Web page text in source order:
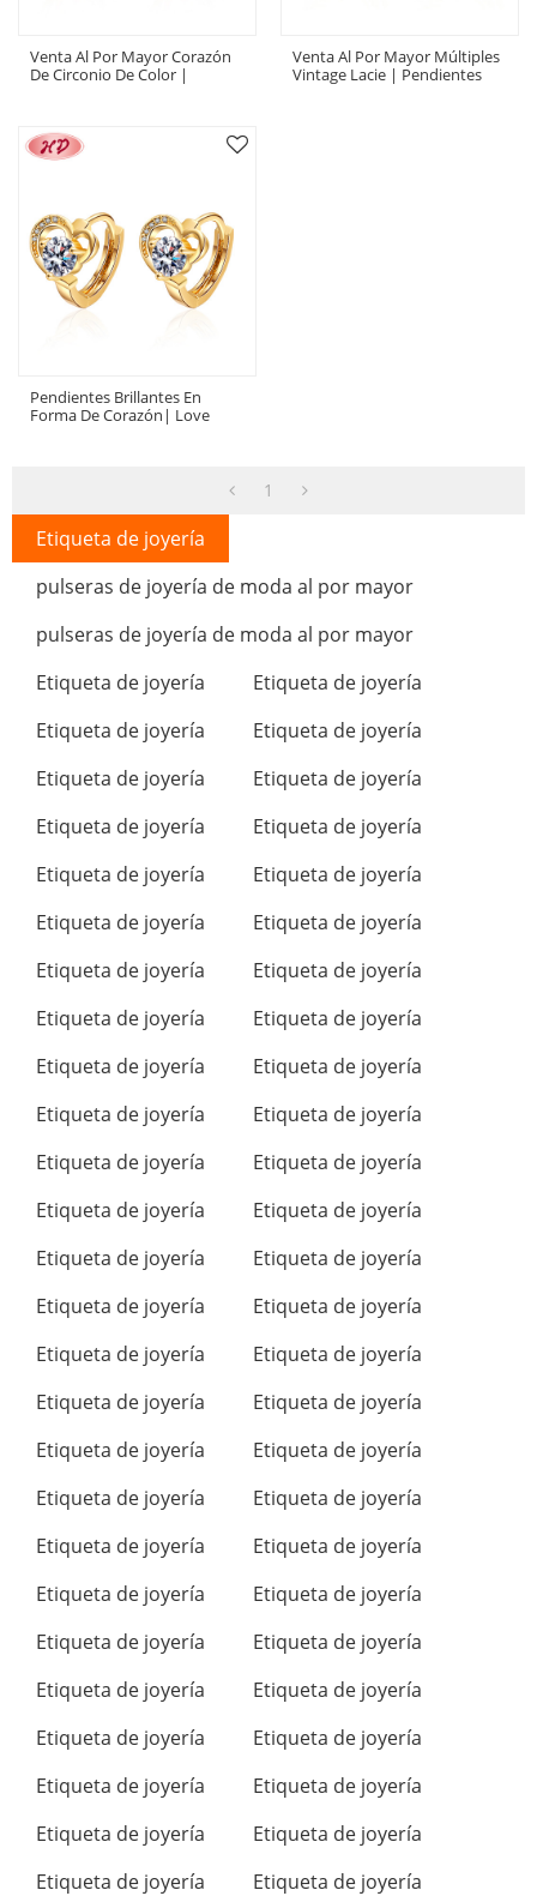
Venta Al Por Mayor Corazón
De Circonio De Color |
Pendientes Huggies Para
Chica
Venta Al Por Mayor Múltiples
Vintage Lacie | Pendientes
Pendientes Brillantes En
Forma De Corazón| Love
1
Etiqueta de joyería
pulseras de joyería de moda al por mayor
pulseras de joyería de moda al por mayor
Etiqueta de joyería
Etiqueta de joyería
Etiqueta de joyería
Etiqueta de joyería
Etiqueta de joyería
Etiqueta de joyería
Etiqueta de joyería
Etiqueta de joyería
Etiqueta de joyería
Etiqueta de joyería
Etiqueta de joyería
Etiqueta de joyería
Etiqueta de joyería
Etiqueta de joyería
Etiqueta de joyería
Etiqueta de joyería
Etiqueta de joyería
Etiqueta de joyería
Etiqueta de joyería
Etiqueta de joyería
Etiqueta de joyería
Etiqueta de joyería
Etiqueta de joyería
Etiqueta de joyería
Etiqueta de joyería
Etiqueta de joyería
Etiqueta de joyería
Etiqueta de joyería
Etiqueta de joyería
Etiqueta de joyería
Etiqueta de joyería
Etiqueta de joyería
Etiqueta de joyería
Etiqueta de joyería
Etiqueta de joyería
Etiqueta de joyería
Etiqueta de joyería
Etiqueta de joyería
Etiqueta de joyería
Etiqueta de joyería
Etiqueta de joyería
Etiqueta de joyería
Etiqueta de joyería
Etiqueta de joyería
Etiqueta de joyería
Etiqueta de joyería
Etiqueta de joyería
Etiqueta de joyería
Etiqueta de joyería
Etiqueta de joyería
Etiqueta de joyería
Etiqueta de joyería